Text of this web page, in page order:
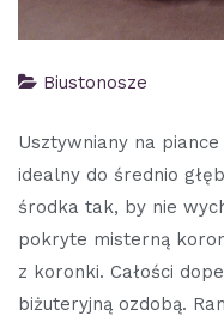
Biustonosze
Usztywniany na
idealny do średnio
środka tak, by nie
pokryte misterną
z koronki. Całości
biżuteryjną ozdobą.